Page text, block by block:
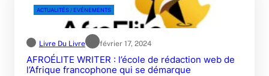
ACTUALITÉS / EVÉNEMENTS
Livre Du Livre février 17, 2024
AFROÉLITE WRITER : l’école de rédaction web de
l’Afrique francophone qui se démarque